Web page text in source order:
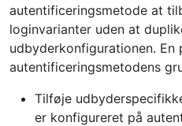
autentificeringsmetode at
loginvarianter uden at
udbyderkonfigurationen. En
autentificeringsmetodens
Tilføje
er konfigureret på